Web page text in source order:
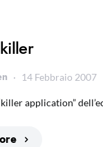
14 Febbraio 2007
application”